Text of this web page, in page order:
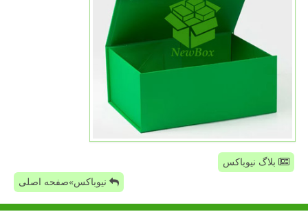
بلاگ نیوباکس
نیوباکس»صفحه اصلی